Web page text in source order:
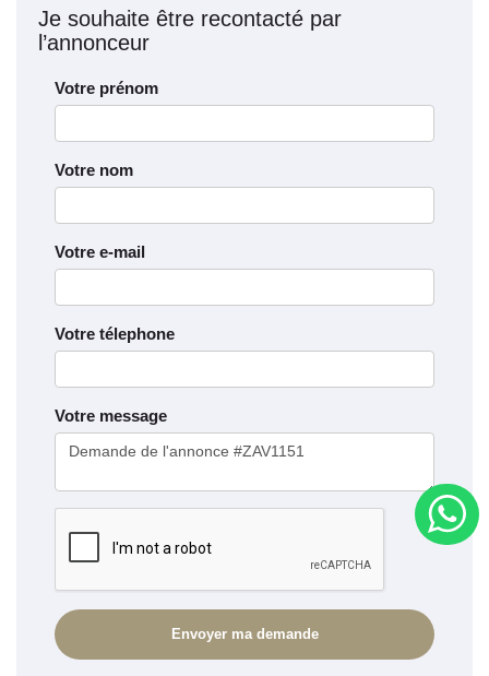
Je souhaite être recontacté par
l’annonceur
Votre prénom
Votre nom
Votre e-mail
Votre télephone
Votre message